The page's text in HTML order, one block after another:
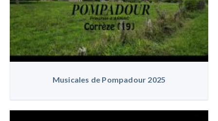
Musicales de Pompadour 2025